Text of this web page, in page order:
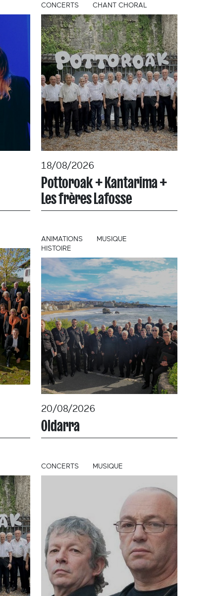
CONCERTS CHANT CHORAL
18/08/2026
Pottoroak + Kantarima +
Les frères Lafosse
ANIMATIONS
MUSIQUE
HISTOIRE
20/08/2026
Oldarra
CONCERTS MUSIQUE